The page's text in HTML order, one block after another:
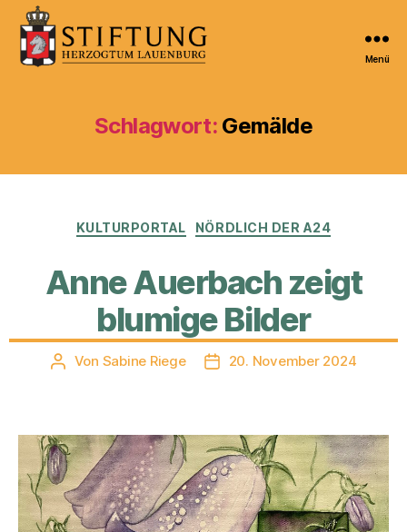
Menü
Schlagwort: Gemälde
Kategorien
KULTURPORTAL NÖRDLICH DER A24
Anne Auerbach zeigt
blumige Bilder
Beitragsautor
Von Sabine Riege Veröffentlichungsdatum
20. November 2024